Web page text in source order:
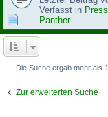
Verfasst in
Panther
Die Suche ergab mehr als
Zur erweiterten Suche